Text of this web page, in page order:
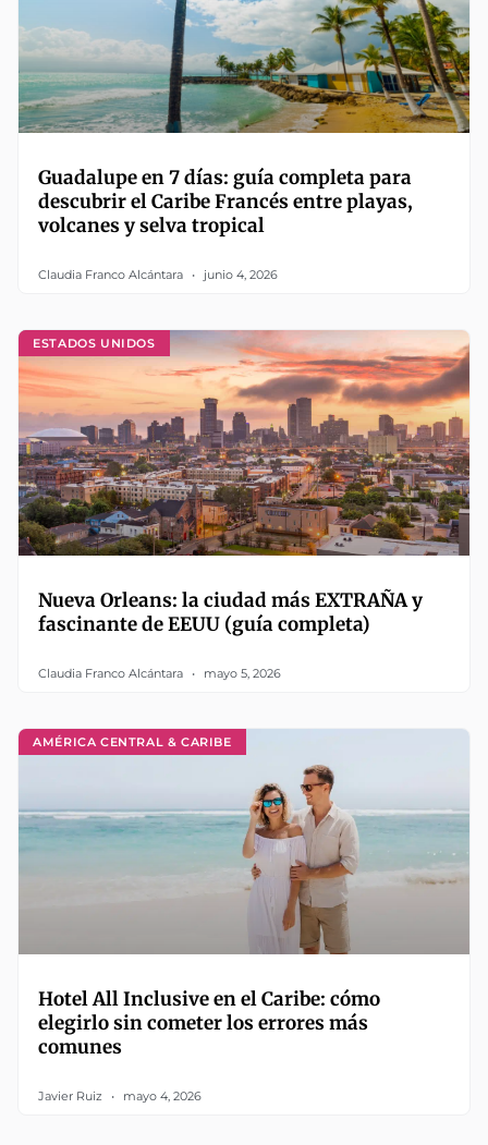
Guadalupe en 7 días: guía completa para
descubrir el Caribe Francés entre playas,
volcanes y selva tropical
Claudia Franco Alcántara junio 4, 2026
ESTADOS UNIDOS
Nueva Orleans: la ciudad más EXTRAÑA y
fascinante de EEUU (guía completa)
Claudia Franco Alcántara mayo 5, 2026
AMÉRICA CENTRAL & CARIBE
Hotel All Inclusive en el Caribe: cómo
elegirlo sin cometer los errores más
comunes
Javier Ruiz mayo 4, 2026